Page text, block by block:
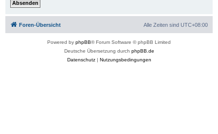
Foren-Übersicht Alle Zeiten sind UTC+08:00
Powered by phpBB® Forum Software © phpBB Limited
Deutsche Übersetzung durch phpBB.de
Datenschutz| Nutzungsbedingungen